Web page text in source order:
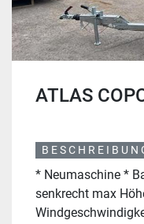
ATLAS
* Neumaschine *
senkrecht max